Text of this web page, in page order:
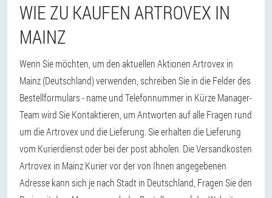
WIE ZU KAUFEN ARTROVEX IN
MAINZ
Wenn Sie möchten, um den aktuellen Aktionen Artrovex in
Mainz (Deutschland) verwenden, schreiben Sie in die Felder des
Bestellformulars - name und Telefonnummer in Kürze Manager-
Team wird Sie Kontaktieren, um Antworten auf alle Fragen rund
um die Artrovex und die Lieferung. Sie erhalten die Lieferung
vom Kurierdienst oder bei der post abholen. Die Versandkosten
Artrovex in Mainz Kurier vor der von Ihnen angegebenen
Adresse kann sich je nach Stadt in Deutschland, Fragen Sie den